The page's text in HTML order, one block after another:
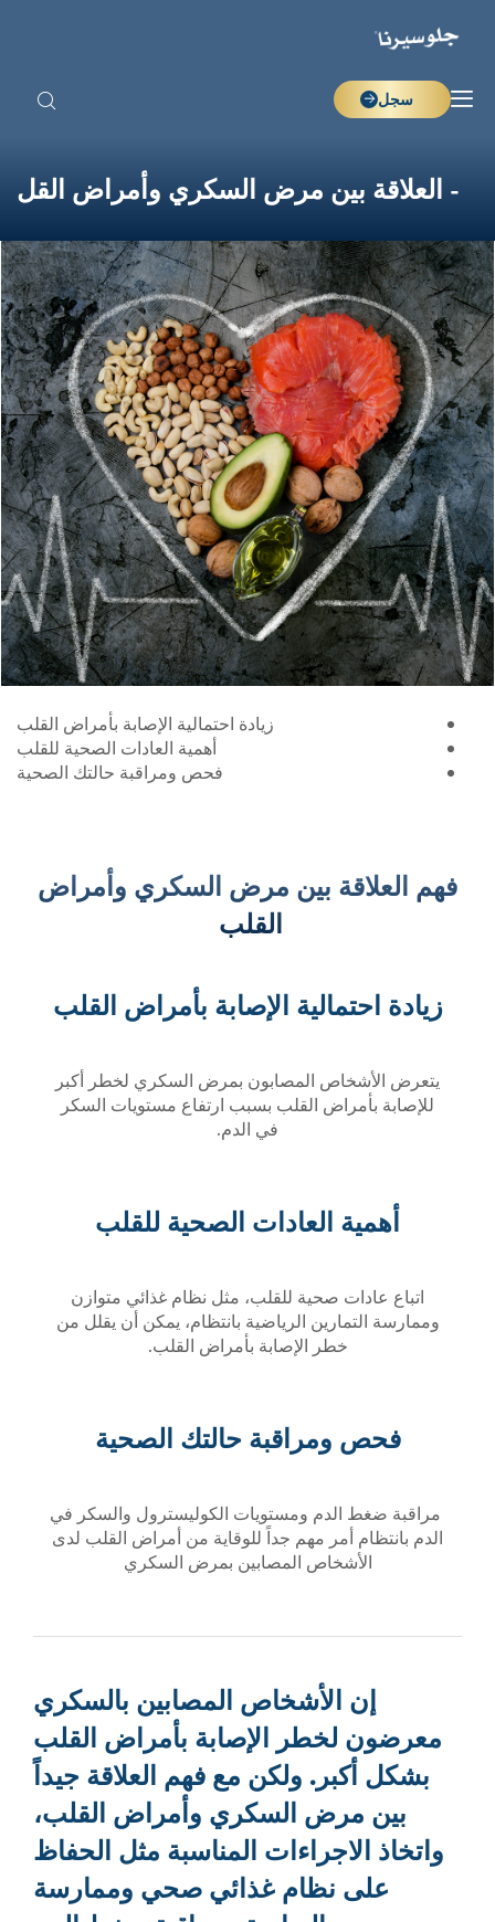
سجل
- العلاقة بين مرض السكري وأمراض القل
زيادة احتمالية الإصابة بأمراض القلب
أهمية العادات الصحية للقلب
فحص ومراقبة حالتك الصحية
فهم العلاقة بين مرض السكري وأمراض
القلب
زيادة احتمالية الإصابة بأمراض القلب
يتعرض الأشخاص المصابون بمرض السكري لخطر أكبر
للإصابة بأمراض القلب بسبب ارتفاع مستويات السكر
في الدم.
أهمية العادات الصحية للقلب
اتباع عادات صحية للقلب، مثل نظام غذائي متوازن
وممارسة التمارين الرياضية بانتظام، يمكن أن يقلل من
خطر الإصابة بأمراض القلب.
فحص ومراقبة حالتك الصحية
مراقبة ضغط الدم ومستويات الكوليسترول والسكر في
الدم بانتظام أمر مهم جداً للوقاية من أمراض القلب لدى
الأشخاص المصابين بمرض السكري
إن الأشخاص المصابين بالسكري
معرضون لخطر الإصابة بأمراض القلب
بشكل أكبر. ولكن مع فهم العلاقة جيداً
بين مرض السكري وأمراض القلب،
واتخاذ الاجراءات المناسبة مثل الحفاظ
على نظام غذائي صحي وممارسة